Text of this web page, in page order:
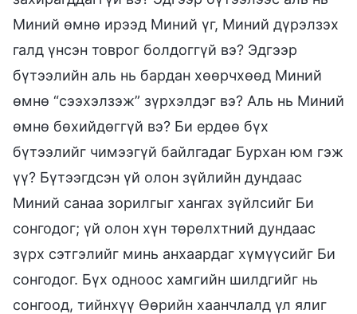
Миний өмнө ирээд Миний үг, Миний дүрэлзэх
галд үнсэн товрог болдоггүй вэ? Эдгээр
бүтээлийн аль нь бардан хөөрчхөөд Миний
өмнө “сээхэлзэж” зүрхэлдэг вэ? Аль нь Миний
өмнө бөхийдөггүй вэ? Би ердөө бүх
бүтээлийг чимээгүй байлгадаг Бурхан юм гэж
үү? Бүтээгдсэн үй олон зүйлийн дундаас
Миний санаа зорилгыг хангах зүйлсийг Би
сонгодог; үй олон хүн төрөлхтний дундаас
зүрх сэтгэлийг минь анхаардаг хүмүүсийг Би
сонгодог. Бүх одноос хамгийн шилдгийг нь
сонгоод, тийнхүү Өөрийн хаанчлалд үл ялиг